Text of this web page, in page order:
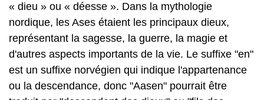
« dieu » ou « déesse ». Dans la mythologie
nordique, les Ases étaient les principaux dieux,
représentant la sagesse, la guerre, la magie et
d'autres aspects importants de la vie. Le suffixe "en"
est un suffixe norvégien qui indique l'appartenance
ou la descendance, donc "Aasen" pourrait être